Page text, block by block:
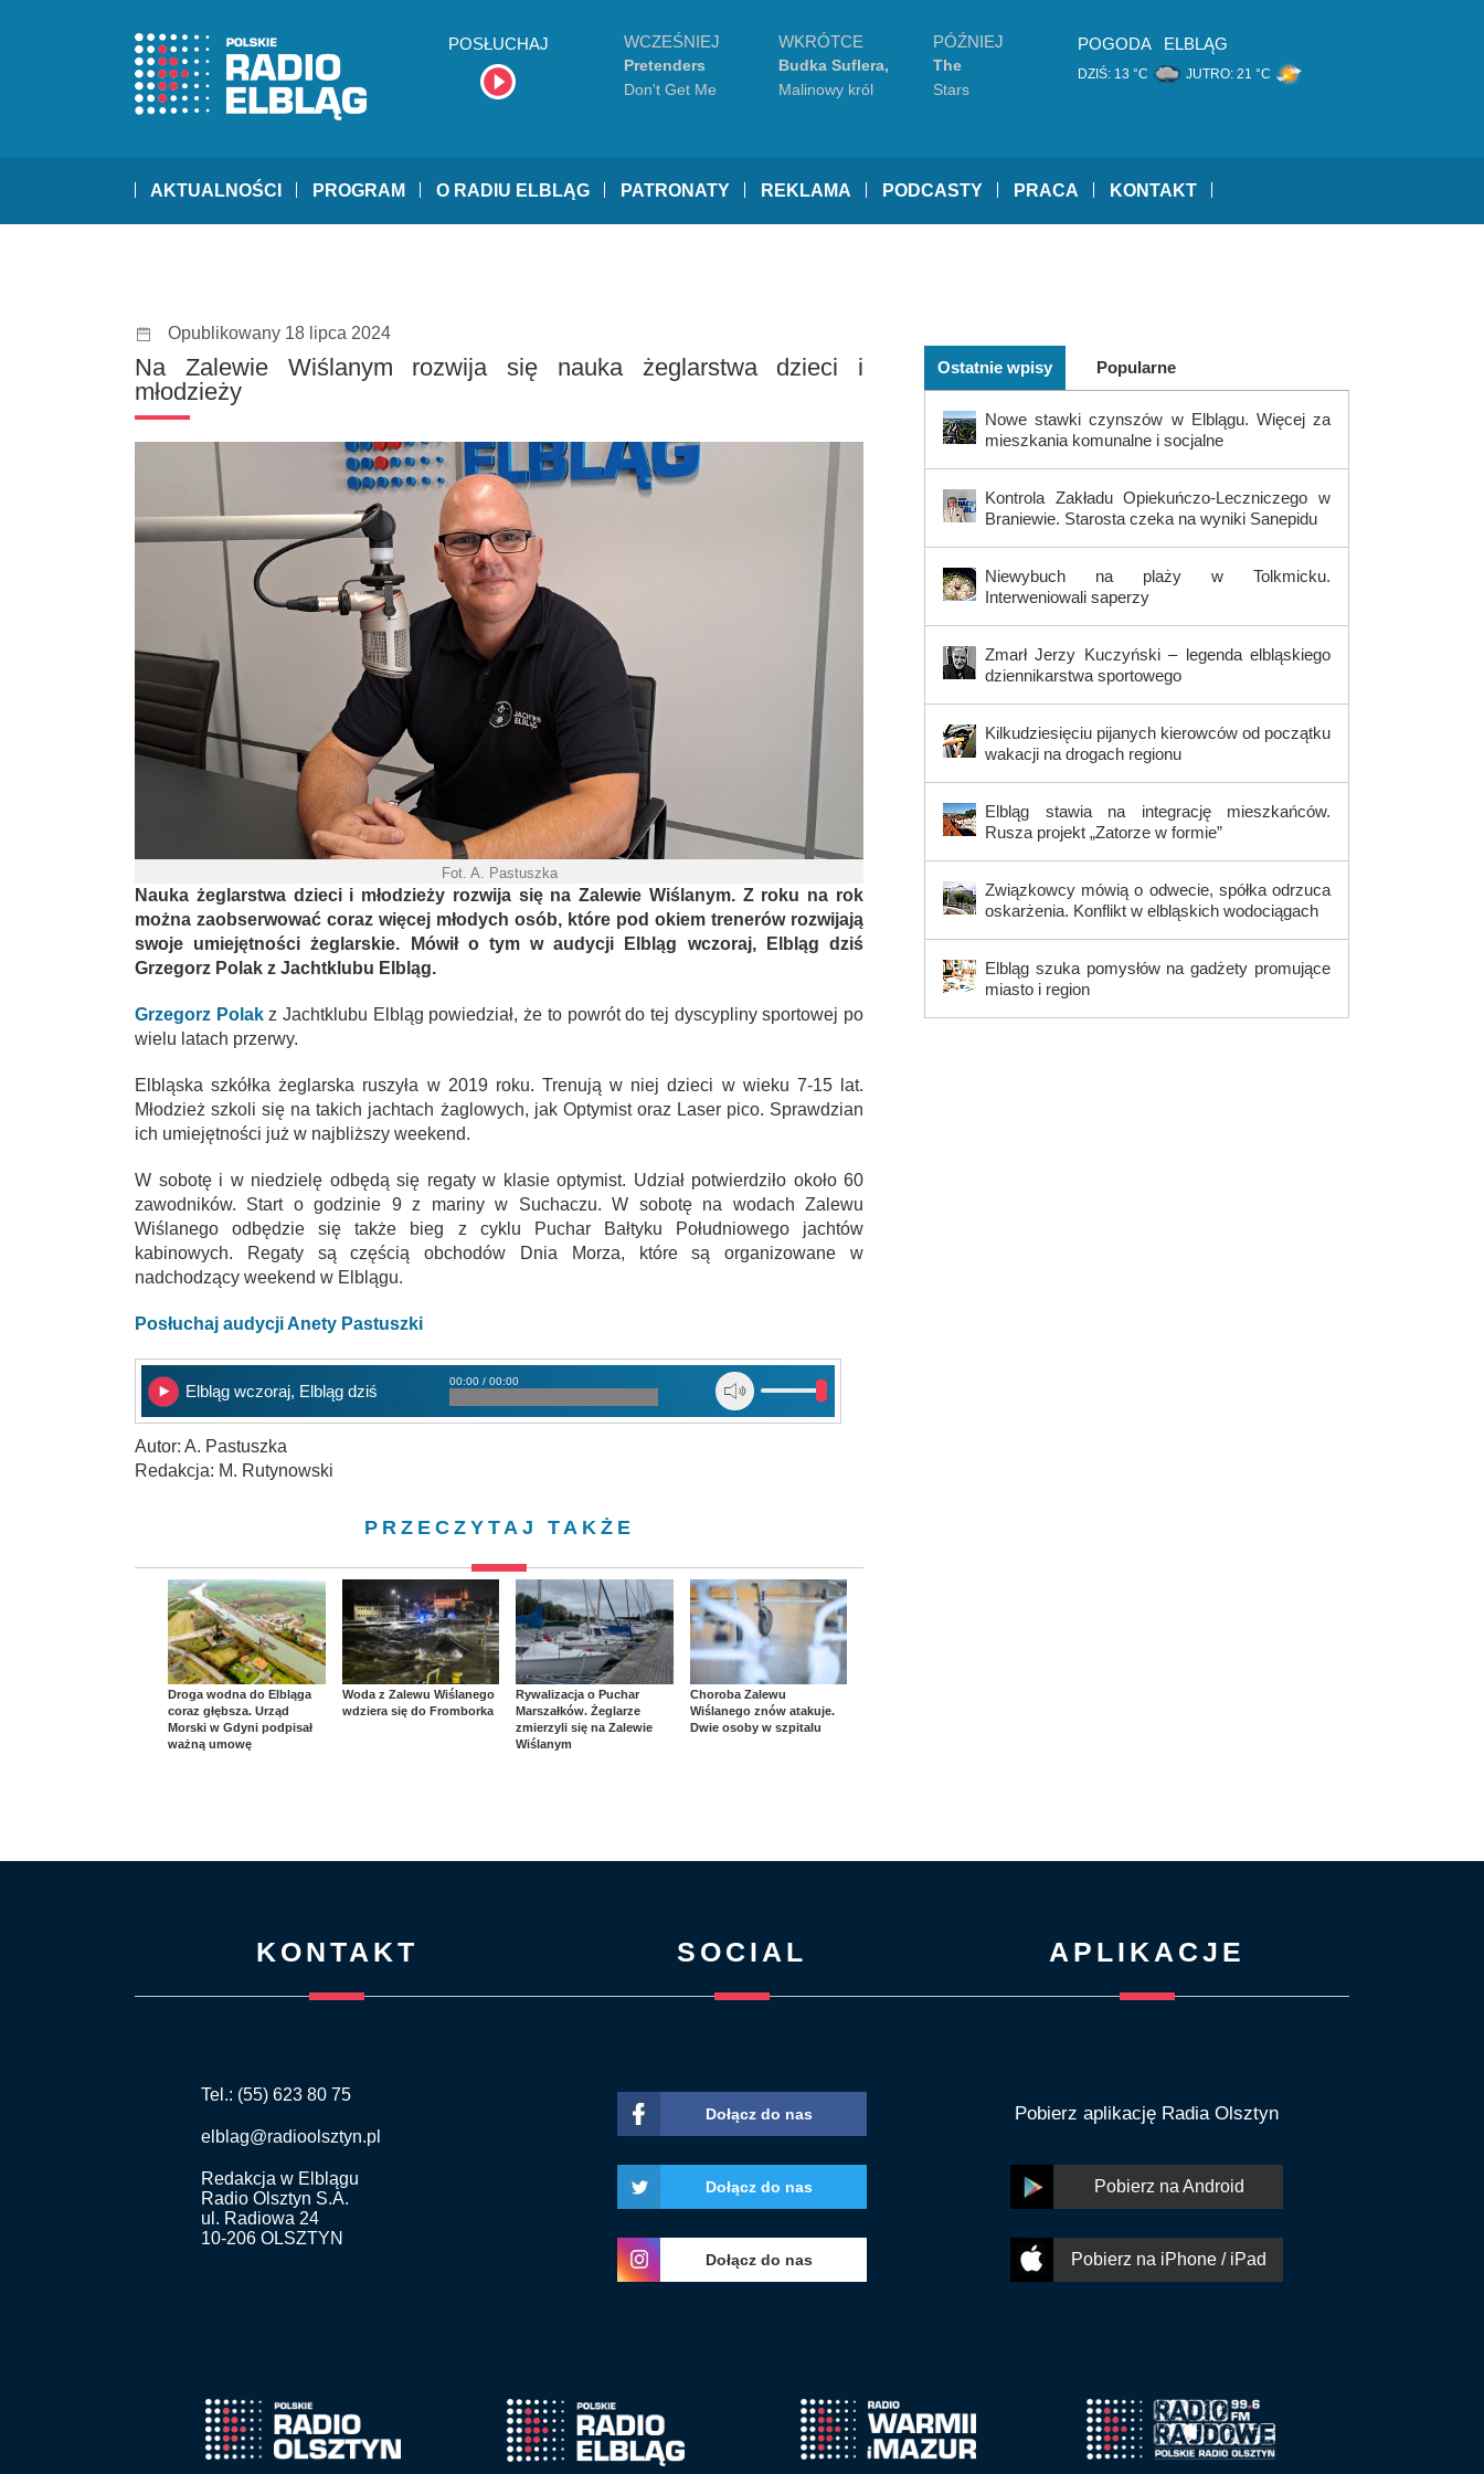
POSŁUCHAJ WCZEŚNIEJ
Pretenders
Don't Get Me
WKRÓTCE
Budka Suflera,
Urszula
Malinowy król
PÓŹNIEJ
The
Cranberries
Stars
POGODA ELBLĄG
DZIŚ: 13 °C JUTRO: 21 °C
AKTUALNOŚCI PROGRAM O RADIU ELBLĄG PATRONATY REKLAMA PODCASTY PRACA KONTAKT
Opublikowany 18 lipca 2024
Na Zalewie Wiślanym rozwija się nauka żeglarstwa dzieci i
młodzieży
Fot. A. Pastuszka
Nauka żeglarstwa dzieci i młodzieży rozwija się na Zalewie Wiślanym. Z roku na rok
można zaobserwować coraz więcej młodych osób, które pod okiem trenerów rozwijają
swoje umiejętności żeglarskie. Mówił o tym w audycji Elbląg wczoraj, Elbląg dziś
Grzegorz Polak z Jachtklubu Elbląg.
Grzegorz Polakz Jachtklubu Elbląg powiedział, że to powrót do tej dyscypliny sportowej po
wielu latach przerwy.
Elbląska szkółka żeglarska ruszyła w 2019 roku. Trenują w niej dzieci w wieku 7-15 lat.
Młodzież szkoli się na takich jachtach żaglowych, jak Optymist oraz Laser pico. Sprawdzian
ich umiejętności już w najbliższy weekend.
W sobotę i w niedzielę odbędą się regaty w klasie optymist. Udział potwierdziło około 60
zawodników. Start o godzinie 9 z mariny w Suchaczu. W sobotę na wodach Zalewu
Wiślanego odbędzie się także bieg z cyklu Puchar Bałtyku Południowego jachtów
kabinowych. Regaty są częścią obchodów Dnia Morza, które są organizowane w
nadchodzący weekend w Elblągu.
Posłuchaj audycji Anety Pastuszki
Elbląg wczoraj, Elbląg dziś
00:00 / 00:00
Autor: A. Pastuszka
Redakcja: M. Rutynowski
PRZECZYTAJ TAKŻE
Droga wodna do Elbląga
coraz głębsza. Urząd
Morski w Gdyni podpisał
ważną umowę
Woda z Zalewu Wiślanego
wdziera się do Fromborka
Rywalizacja o Puchar
Marszałków. Żeglarze
zmierzyli się na Zalewie
Wiślanym
Choroba Zalewu
Wiślanego znów atakuje.
Dwie osoby w szpitalu
Ostatnie wpisy Popularne
Nowe stawki czynszów w Elblągu. Więcej za
mieszkania komunalne i socjalne
Kontrola Zakładu Opiekuńczo-Leczniczego w
Braniewie. Starosta czeka na wyniki Sanepidu
Niewybuch na plaży w Tolkmicku.
Interweniowali saperzy
Zmarł Jerzy Kuczyński – legenda elbląskiego
dziennikarstwa sportowego
Kilkudziesięciu pijanych kierowców od początku
wakacji na drogach regionu
Elbląg stawia na integrację mieszkańców.
Rusza projekt „Zatorze w formie”
Związkowcy mówią o odwecie, spółka odrzuca
oskarżenia. Konflikt w elbląskich wodociągach
Elbląg szuka pomysłów na gadżety promujące
miasto i region
KONTAKT
Tel.: (55) 623 80 75
elblag@radioolsztyn.pl
Redakcja w Elblągu
Radio Olsztyn S.A.
ul. Radiowa 24
10-206 OLSZTYN
SOCIAL
Dołącz do nas
Dołącz do nas
Dołącz do nas
APLIKACJE
Pobierz aplikację Radia Olsztyn
Pobierz na Android
Pobierz na iPhone / iPad